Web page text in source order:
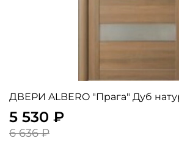
ДВЕРИ ALBERO "Прага"
5 530 ₽
6 636 ₽